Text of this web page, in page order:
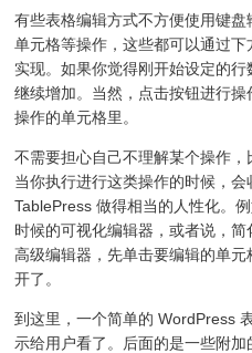
有些表格编辑方式不方便使用键
单元格等操作，这些都可以通过下
实现。如果你觉得刚开始设定的
继续增加。当然，点击按钮进行
操作的单元格里。
不需要担心自己不理解某个操作，
当你执行进行这类操作的时候，
TablePress 做得相当的人性化。
时候的可视化编辑器，或者说，
高级编辑器，先单击要编辑的单
开了。
到这里，一个简单的 WordPress
示给用户看了。后面的是一些附加